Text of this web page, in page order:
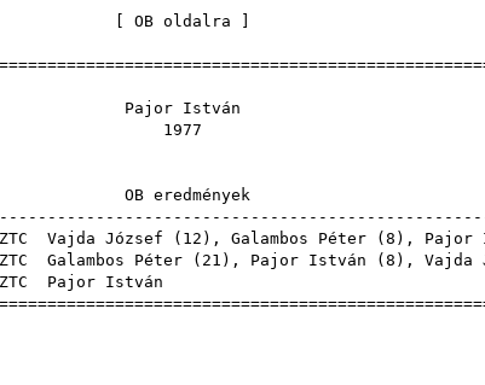
OB oldalra
ZTC Vajda József ( 12 ), Galambos Péter ( 8 ), Pajor
ZTC Galambos Péter ( 21 ), Pajor István ( 8 ), Vajda
ZTC Pajor